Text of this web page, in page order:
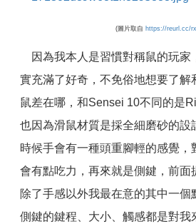
(圖片取自 https://reurl.cc/
因為我本人是習慣對稱鼠的玩家
實充滿了好奇，不免俗地想要了解
鼠差在哪，和Sensei 10不同的是
也因為滑鼠材質是採全細磨砂的設
時候手會有一種頭重腳輕的感覺，
會有點吃力，再來就是側鍵，前面
除了手感以外我最在意的其中一個
側鍵的鍵程、大小、觸感都是對我